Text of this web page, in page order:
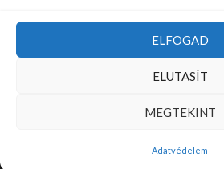
ELFOGAD
ELUTASÍT
MEGTEKINT
Adatvédelem
Felhasználási Feltételek
themes.